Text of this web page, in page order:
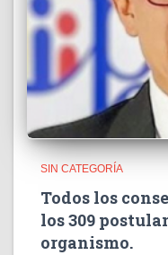
SIN CATEGORÍA
Todos los
los 309
organismo.